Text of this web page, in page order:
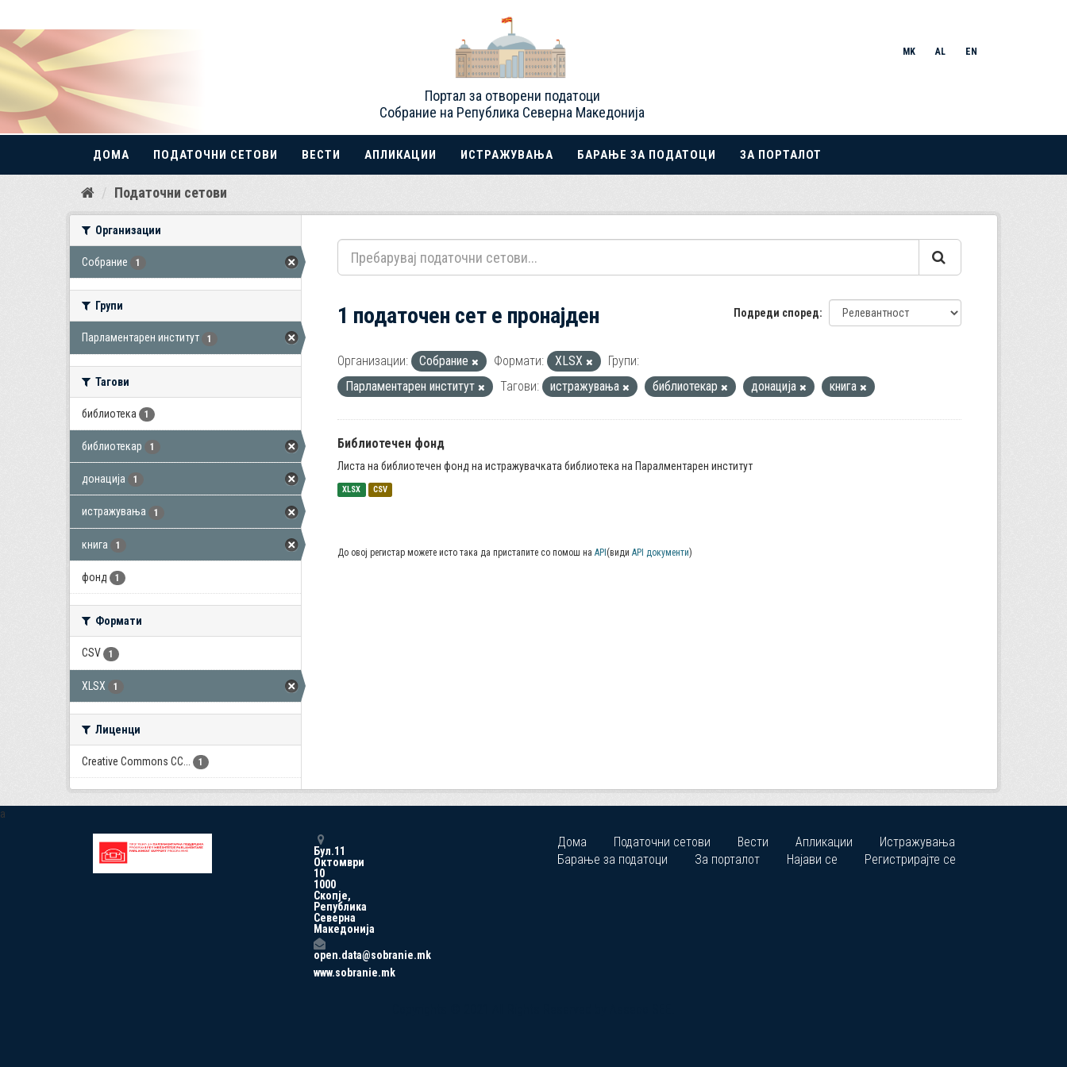
Прескокнете
Портал за отворени податоци
Собрание на Република Северна Македонија
MK AL EN
ДОМА ПОДАТОЧНИ СЕТОВИ ВЕСТИ АПЛИКАЦИИ ИСТРАЖУВАЊА БАРАЊЕ ЗА ПОДАТОЦИ ЗА ПОРТАЛОТ
Податочни сетови
Организации
Собрание 1
Групи
Парламентарен институт 1
Тагови
библиотека 1
библиотекар 1
донација 1
истражувања 1
книга 1
фонд 1
Формати
CSV 1
XLSX 1
Лиценци
Creative Commons CC... 1
Подреди според
1 податочен сет е пронајден
Организации: Собрание Формати: XLSX
Групи:
Парламентарен институт
Тагови: истражувања библиотекар донација книга
Библиотечен фонд
Листа на библиотечен фонд на истражувачката библиотека на Паралментарен институт
XLSX CSV
До овој регистар можете исто така да пристапите со помош на API (види API документи)
a
Бул.11
Октомври
10
1000
Скопје,
Република
Северна
Македонија
open.data@sobranie.mk
www.sobranie.mk
Дома Податочни сетови Вести Апликации
Истражувања
Барање за податоци
За порталот Најави се Регистрирајте се